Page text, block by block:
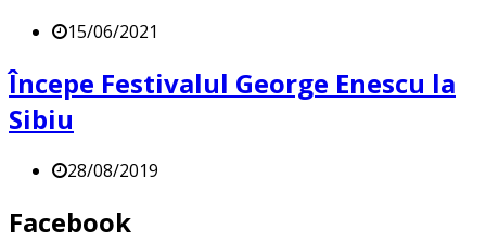
15/06/2021
Începe Festivalul George Enescu la
Sibiu
28/08/2019
Facebook